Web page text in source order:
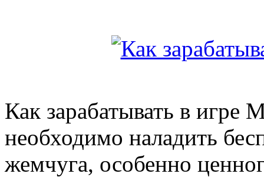
Как зарабатывать в игре
необходимо наладить
жемчуга, особенно